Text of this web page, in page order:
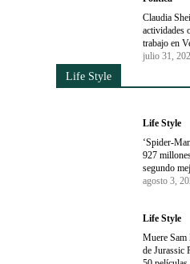
Claudia
actividades
trabajo en
julio 31,
Life Style
Life Style
‘Spider-
927
segundo
agosto 3,
Life Style
Muere Sam
de Jurassic